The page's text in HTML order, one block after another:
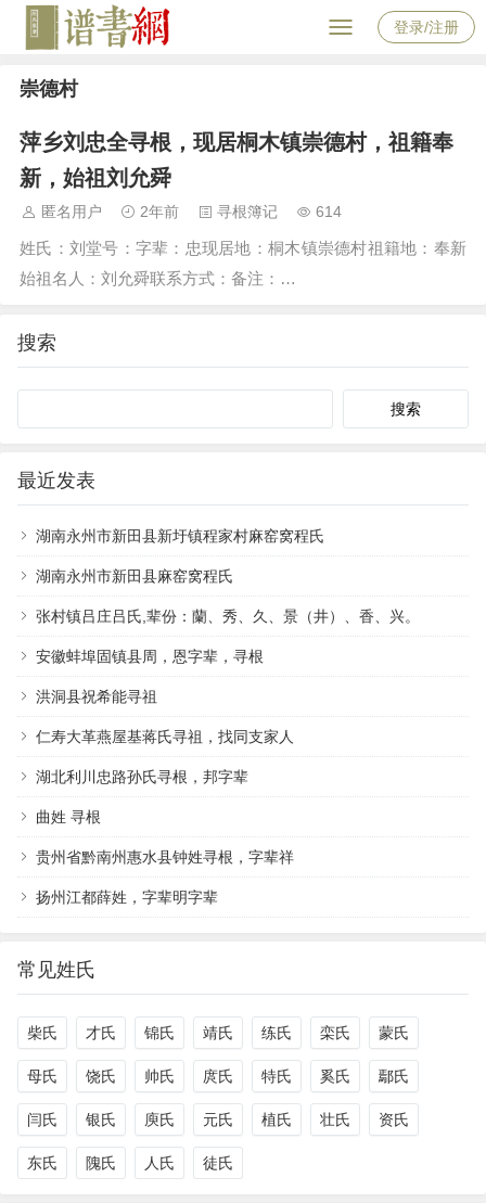
登录/注册
崇德村
萍乡刘忠全寻根，现居桐木镇崇德村，祖籍奉
新，始祖刘允舜
匿名用户 2年前 寻根簿记 614
姓氏：刘堂号：字辈：忠现居地：桐木镇崇德村祖籍地：奉新
始祖名人：刘允舜联系方式：备注：…
搜索
最近发表
湖南永州市新田县新圩镇程家村麻窑窝程氏
湖南永州市新田县麻窑窝程氏
张村镇吕庄吕氏,辈份：蘭、秀、久、景（井）、香、兴。
安徽蚌埠固镇县周，恩字辈，寻根
洪洞县祝希能寻祖
仁寿大革燕屋基蒋氏寻祖，找同支家人
湖北利川忠路孙氏寻根，邦字辈
曲姓 寻根
贵州省黔南州惠水县钟姓寻根，字辈祥
扬州江都薛姓，字辈明字辈
常见姓氏
柴氏 才氏 锦氏 靖氏 练氏 栾氏 蒙氏
母氏 饶氏 帅氏 庹氏 特氏 奚氏 鄢氏
闫氏 银氏 庾氏 元氏 植氏 壮氏 资氏
东氏 隗氏 人氏 徒氏